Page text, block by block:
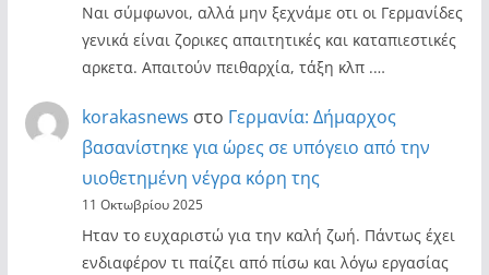
Ναι σύμφωνοι, αλλά μην ξεχνάμε οτι οι Γερμανίδες
γενικά είναι ζορικες απαιτητικές και καταπιεστικές
αρκετα. Απαιτούν πειθαρχία, τάξη κλπ .…
korakasnews στο Γερμανία: Δήμαρχος
βασανίστηκε για ώρες σε υπόγειο από την
υιοθετημένη νέγρα κόρη της
11 Οκτωβρίου 2025
Ηταν το ευχαριστώ για την καλή ζωή. Πάντως έχει
ενδιαφέρον τι παίζει από πίσω και λόγω εργασίας